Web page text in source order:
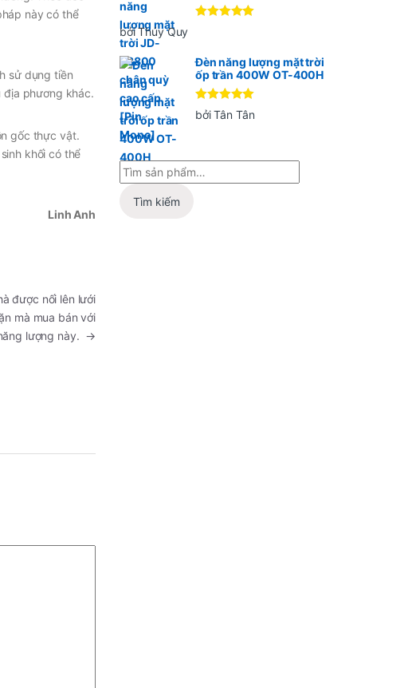
này có thể
sử dụng tiền
địa phương khác.
gốc thực vật.
khối có thể
Linh Anh
được nối lên lưới
mà mua bán với
lượng này. →
bởi Thúy Quy
Đèn năng lượng mặt trời
ốp trần 400W OT-400H
Được xếp
hạng 55
bởi Tân Tân
Tìm kiếm